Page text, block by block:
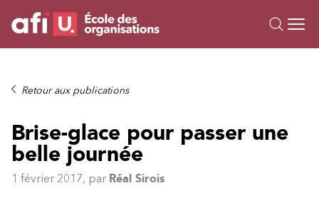
Formations
Sur mesure
À propos
Ressources
Retour aux publications
Brise-glace pour passer une
belle journée
1 février 2017, par Réal Sirois